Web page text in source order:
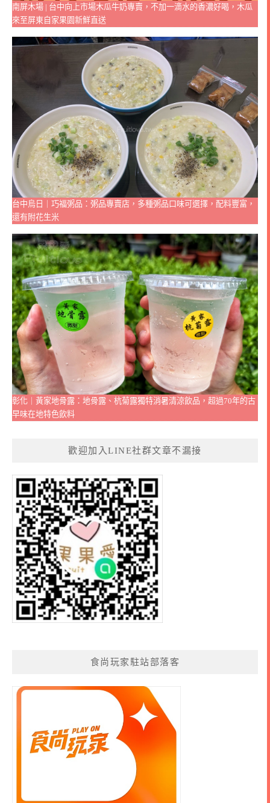
南屏木場 | 台中向上市場木瓜牛奶專賣，不加一滴水的香濃好喝，木瓜
來至屏東自家果園新鮮直送
台中烏日｜巧福粥品：粥品專賣店，多種粥品口味可選擇，配料豐富，
還有附花生米
彰化｜黃家地骨露：地骨露、杭菊露獨特消暑清涼飲品，超過70年的古
早味在地特色飲料
歡迎加入LINE社群文章不漏接
食尚玩家駐站部落客